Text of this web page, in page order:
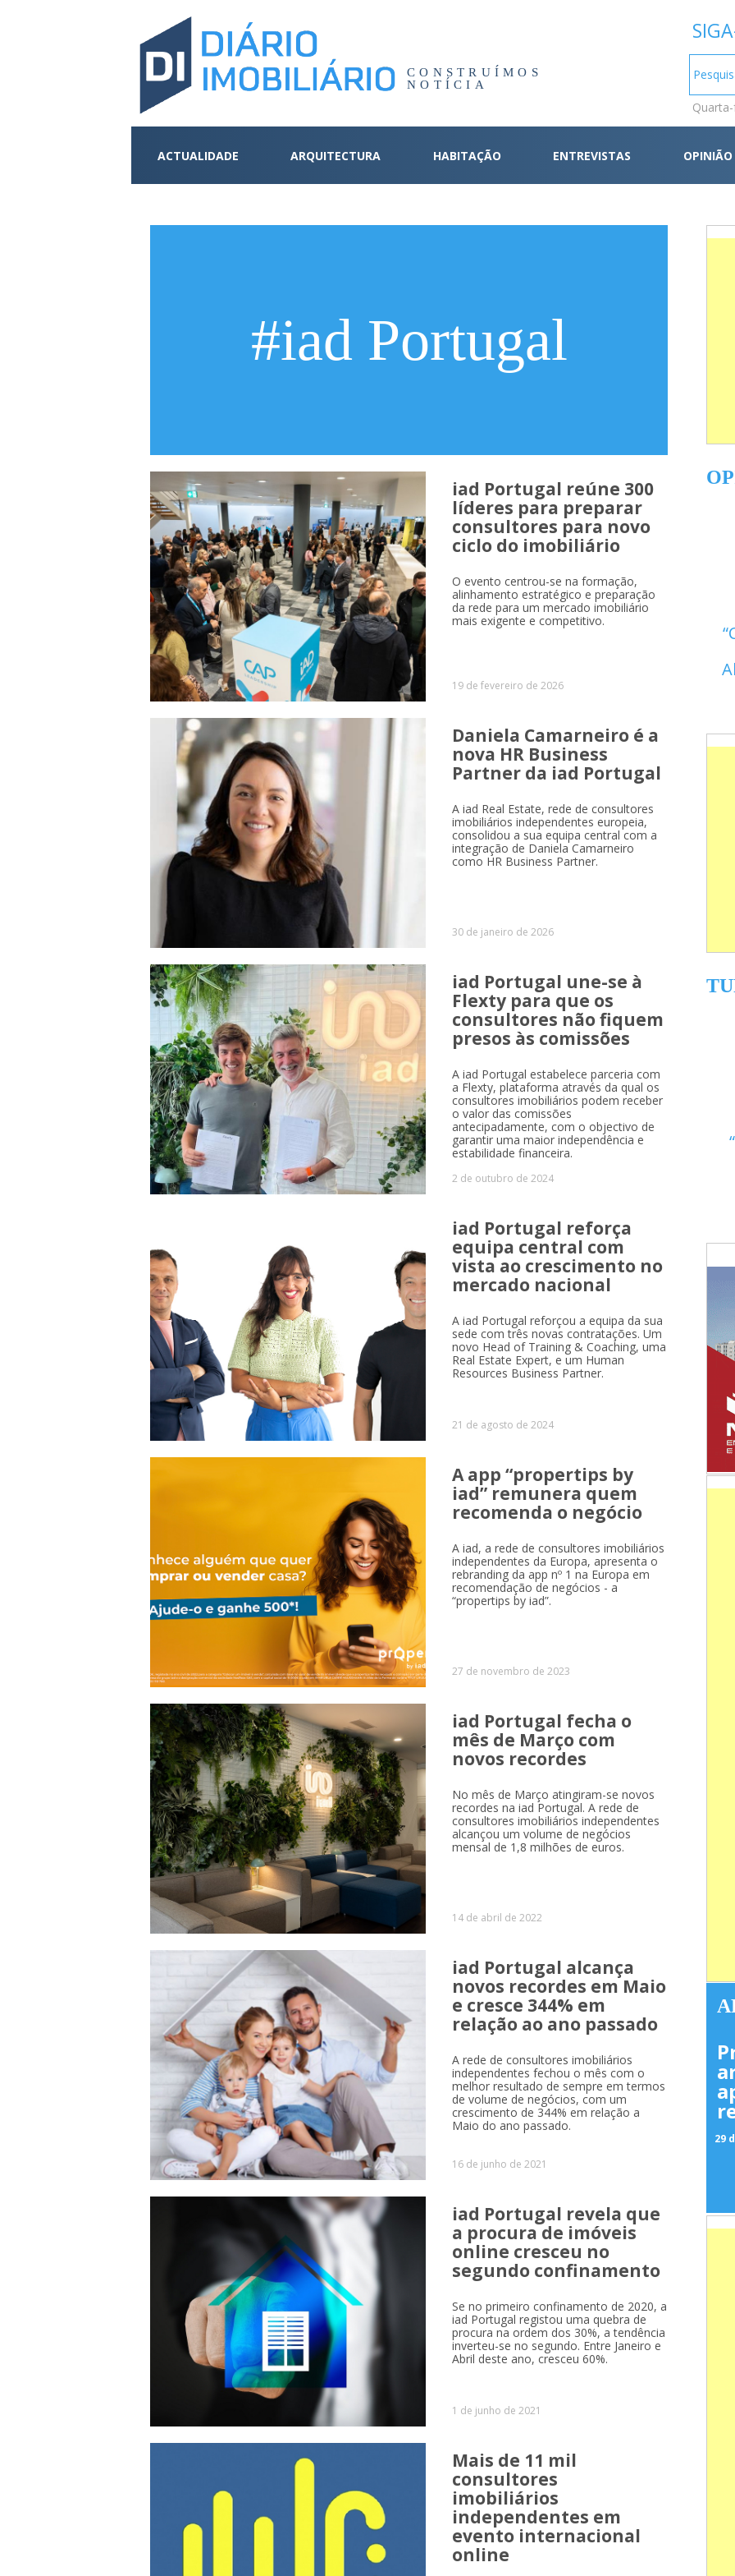
CONSTRUÍMOS
NOTÍCIA
ACTUALIDADE ARQUITECTURA HABITAÇÃO ENTREVISTAS OPINIÃO
#iad Portugal
iad Portugal reúne 300
líderes para preparar
consultores para novo
ciclo do imobiliário
O evento centrou-se na formação,
alinhamento estratégico e preparação
da rede para um mercado imobiliário
mais exigente e competitivo.
19 de fevereiro de 2026
Daniela Camarneiro é a
nova HR Business
Partner da iad Portugal
A iad Real Estate, rede de consultores
imobiliários independentes europeia,
consolidou a sua equipa central com a
integração de Daniela Camarneiro
como HR Business Partner.
30 de janeiro de 2026
iad Portugal une-se à
Flexty para que os
consultores não fiquem
presos às comissões
A iad Portugal estabelece parceria com
a Flexty, plataforma através da qual os
consultores imobiliários podem receber
o valor das comissões
antecipadamente, com o objectivo de
garantir uma maior independência e
estabilidade financeira.
2 de outubro de 2024
iad Portugal reforça
equipa central com
vista ao crescimento no
mercado nacional
A iad Portugal reforçou a equipa da sua
sede com três novas contratações. Um
novo Head of Training & Coaching, uma
Real Estate Expert, e um Human
Resources Business Partner.
21 de agosto de 2024
A app “propertips by
iad” remunera quem
recomenda o negócio
A iad, a rede de consultores imobiliários
independentes da Europa, apresenta o
rebranding da app nº 1 na Europa em
recomendação de negócios - a
“propertips by iad”.
27 de novembro de 2023
iad Portugal fecha o
mês de Março com
novos recordes
No mês de Março atingiram-se novos
recordes na iad Portugal. A rede de
consultores imobiliários independentes
alcançou um volume de negócios
mensal de 1,8 milhões de euros.
14 de abril de 2022
iad Portugal alcança
novos recordes em Maio
e cresce 344% em
relação ao ano passado
A rede de consultores imobiliários
independentes fechou o mês com o
melhor resultado de sempre em termos
de volume de negócios, com um
crescimento de 344% em relação a
Maio do ano passado.
16 de junho de 2021
iad Portugal revela que
a procura de imóveis
online cresceu no
segundo confinamento
Se no primeiro confinamento de 2020, a
iad Portugal registou uma quebra de
procura na ordem dos 30%, a tendência
inverteu-se no segundo. Entre Janeiro e
Abril deste ano, cresceu 60%.
1 de junho de 2021
Mais de 11 mil
consultores
imobiliários
independentes em
evento internacional
online
29